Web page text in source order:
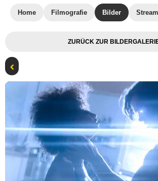
Home Filmografie Bilder
ZURÜCK ZUR